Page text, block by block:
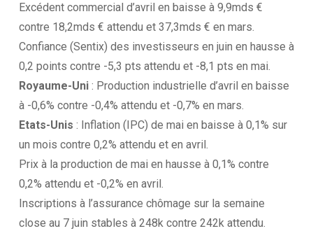
Excédent commercial d’avril en baisse à 9,9mds €
contre 18,2mds € attendu et 37,3mds € en mars.
Confiance (Sentix) des investisseurs en juin en hausse à
0,2 points contre -5,3 pts attendu et -8,1 pts en mai.
Royaume-Uni: Production industrielle d’avril en baisse
à -0,6% contre -0,4% attendu et -0,7% en mars.
Etats-Unis : Inflation (IPC) de mai en baisse à 0,1% sur
un mois contre 0,2% attendu et en avril.
Prix à la production de mai en hausse à 0,1% contre
0,2% attendu et -0,2% en avril.
Inscriptions à l’assurance chômage sur la semaine
close au 7 juin stables à 248k contre 242k attendu.